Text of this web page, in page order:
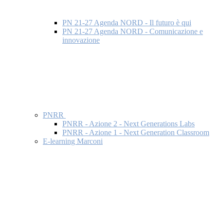
PN 21-27 Agenda NORD - Il futuro è qui
PN 21-27 Agenda NORD - Comunicazione e
innovazione
PNRR
PNRR - Azione 2 - Next Generations Labs
PNRR - Azione 1 - Next Generation Classroom
E-learning Marconi